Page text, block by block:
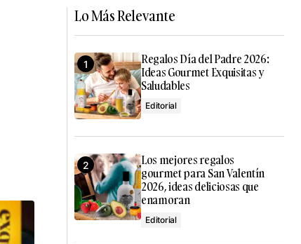
Lo Más Relevante
Regalos Día del Padre 2026:
Ideas Gourmet Exquisitas y
Saludables
Editorial
Los mejores regalos
gourmet para San Valentín
2026, ideas deliciosas que
enamoran
Editorial